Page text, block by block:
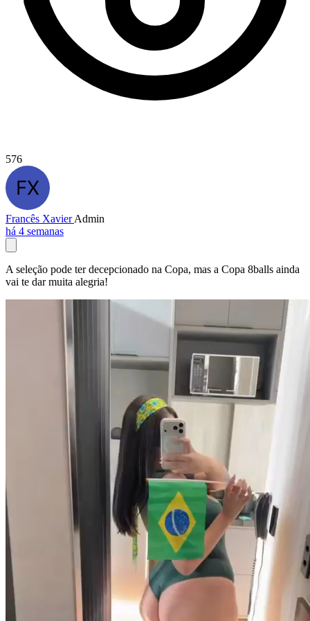
576
Francês XavierAdmin
há 4 semanas
A seleção pode ter decepcionado na Copa, mas a Copa 8balls ainda
vai te dar muita alegria!